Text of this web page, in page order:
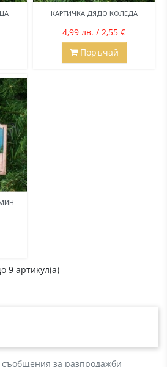
КАРТИЧКА ДЯДО КОЛЕДА
4,99 лв. / 2,55 €
Поръчай
9 артикул(а)
за разпродажби